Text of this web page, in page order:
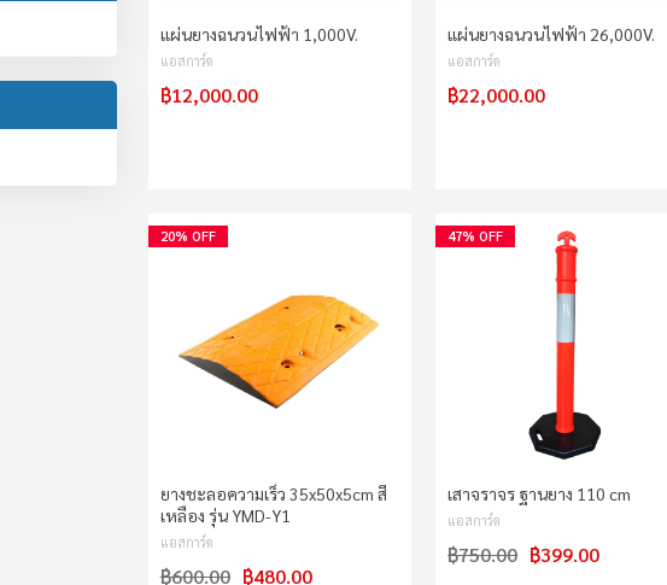
แผ่นยางฉนวนไฟฟ้า 1,000V.
แอสการ์ด
฿12,000.00
แผ่นยางฉนวนไฟฟ้า 26,000V.
แอสการ์ด
฿22,000.00
20% OFF
ยางชะลอความเร็ว 35x50x5cm สี
เหลือง รุ่น YMD-Y1
แอสการ์ด
฿480.00
฿600.00
47% OFF
เสาจราจร ฐานยาง 110 cm
แอสการ์ด
฿399.00
฿750.00